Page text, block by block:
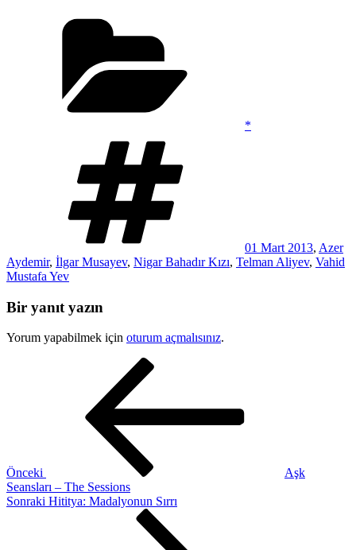
*
01 Mart 2013, Azer
Aydemir, İlgar Musayev, Nigar Bahadır Kızı, Telman Aliyev, Vahid
Mustafa Yev
Bir yanıt yazın
Yorum yapabilmek için oturum açmalısınız.
Önceki
Aşk
Seansları – The Sessions
Sonraki
Sonraki Hititya: Madalyonun Sırrı